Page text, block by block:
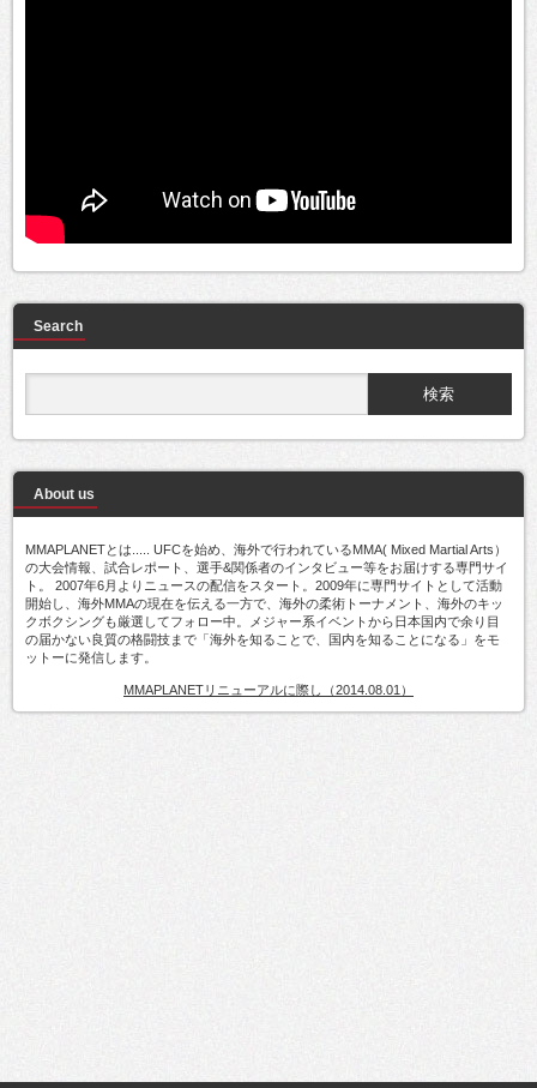
Search
About us
MMAPLANETとは..... UFCを始め、海外で行われているMMA( Mixed Martial Arts）
の大会情報、試合レポート、選手&関係者のインタビュー等をお届けする専門サイ
ト。 2007年6月よりニュースの配信をスタート。2009年に専門サイトとして活動
開始し、海外MMAの現在を伝える一方で、海外の柔術トーナメント、海外のキッ
クボクシングも厳選してフォロー中。メジャー系イベントから日本国内で余り目
の届かない良質の格闘技まで「海外を知ることで、国内を知ることになる」をモ
ットーに発信します。
MMAPLANETリニューアルに際し（2014.08.01）